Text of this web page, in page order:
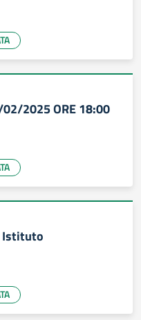
02/2025 ORE 18:00
Istituto